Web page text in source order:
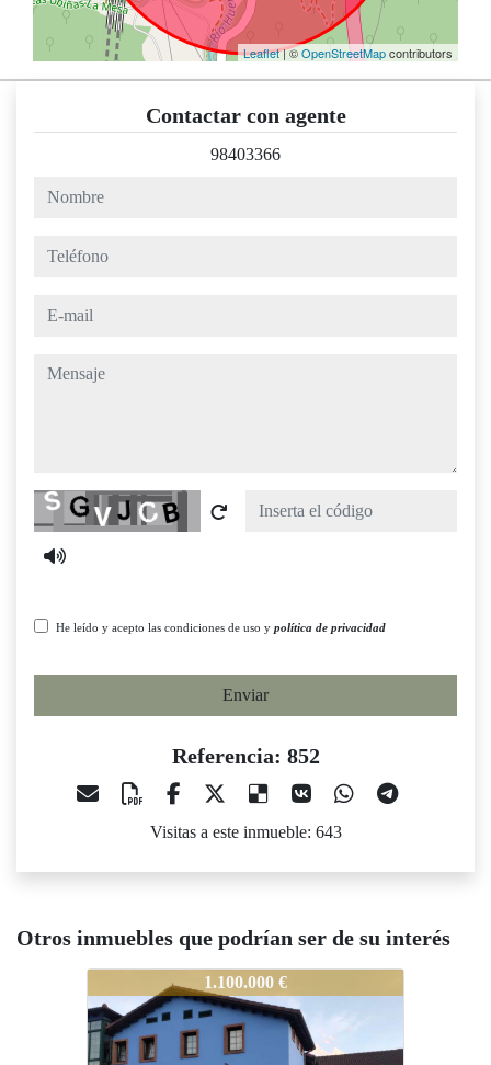
Leaflet| ©OpenStreetMapcontributors
Contactar con agente
98403366
nombre
teléfono
e-mail
mensaje
Captcha
He leído y acepto las condiciones de uso y política de privacidad
Enviar
Referencia: 852
Visitas a este inmueble: 643
Otros inmuebles que podrían ser de su interés
1.100.000 €